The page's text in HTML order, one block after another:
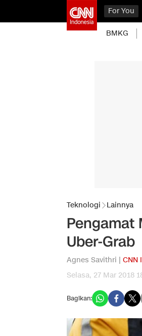
For You
BMKG
Teknologi Lainnya
Pengamat
Uber-Grab
Agnes Savithri | CNN
Selasa, 27 Mar 2018
Bagikan: